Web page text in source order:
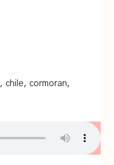
, chile, cormoran,